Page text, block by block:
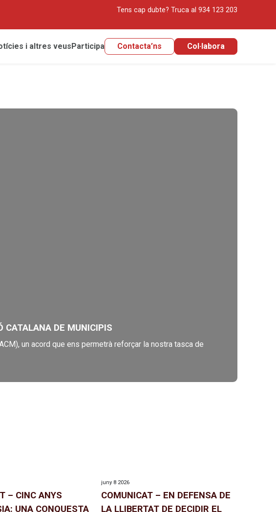
Tens cap dubte? Truca al 934 123 203
i altres veusParticipa Contacta’ns Col·labora
CATALANA DE MUNICIPIS
un acord que ens permetrà reforçar la nostra tasca de
– CINC ANYS
UNA CONQUESTA
juny 8 2026
COMUNICAT – EN DEFENSA DE
LA LLIBERTAT DE DECIDIR EL